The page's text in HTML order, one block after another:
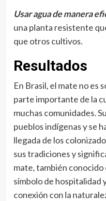
Usar agua de manera
una planta resistente
que otros cultivos.
Resultados
En Brasil, el mate no es
parte importante de la
muchas comunidades.
pueblos indígenas y se
llegada de los
sus tradiciones y
mate, también conocido
símbolo de hospitalidad
conexión con la